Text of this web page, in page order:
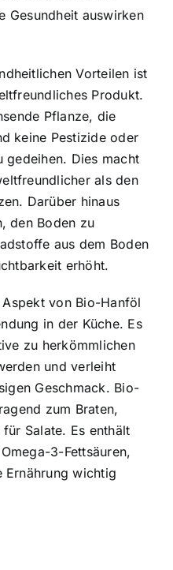
Gesundheit auswirken
Vorteilen ist
Produkt.
Pflanze, die
keine Pestizide oder
Dies macht
als den
Darüber hinaus
den Boden zu
aus dem Boden
erhöht.
von Bio-Hanföl
in der Küche. Es
zu herkömmlichen
und verleiht
Geschmack. Bio-
zum Braten,
Salate. Es enthält
3-Fettsäuren,
Ernährung wichtig